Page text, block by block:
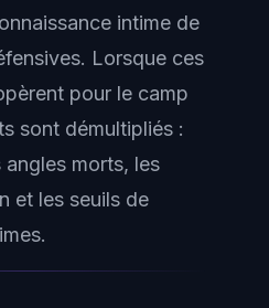
intime de
Lorsque ces
pour le camp
sont démultipliés :
morts, les
et les seuils de